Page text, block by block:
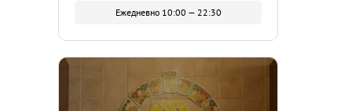
Ежедневно 10:00 — 22:30